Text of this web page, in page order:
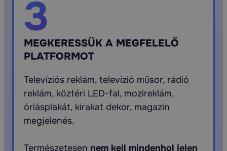
3
MEGKERESSÜK A MEGFELELŐ
PLATFORMOT
Televíziós reklám, televízió műsor, rádió
reklám, köztéri LED-fal, mozireklám,
óriásplakát, kirakat dekor, magazin
megjelenés.
Természetesen nem kell mindenhol jelen